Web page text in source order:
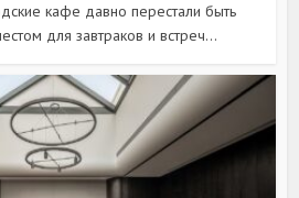
кафе давно перестали быть
для завтраков и встреч...